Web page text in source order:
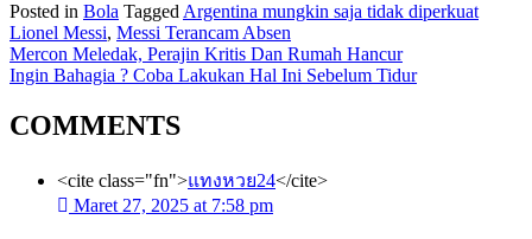
Posted in Bola Tagged Argentina mungkin saja tidak diperkuat
Lionel Messi, Messi Terancam Absen
Navigasi
pos
Mercon Meledak, Perajin Kritis Dan Rumah Hancur
Ingin Bahagia ? Coba Lakukan Hal Ini Sebelum Tidur
COMMENTS
<cite class="fn">แทงหวย24</cite>
Maret 27, 2025 at 7:58 pm